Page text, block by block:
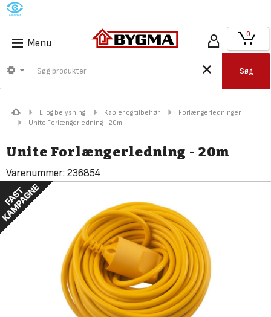
M
Menu
Søg
0
El og belysning Kabler og tilbehør
Forlængerledninger
Unite Forlængerledning - 20m
Unite Forlængerledning - 20m
Varenummer: 236854